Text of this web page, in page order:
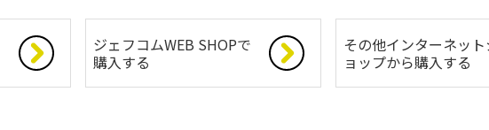
ジェフコムWEB SHOPで
購入する
その他インターネット
ョップから購入する